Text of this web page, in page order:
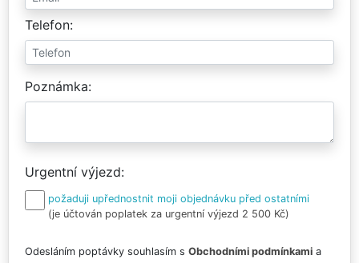
Telefon
Poznámka
Urgentní výjezd
požaduji upřednostnit moji objednávku před ostatními
(je účtován poplatek za urgentní výjezd 2 500 Kč)
Odesláním poptávky souhlasím s Obchodními podmínkami a